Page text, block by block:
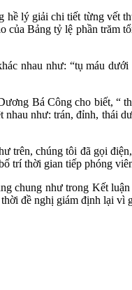
lý giải chi tiết từng vết
Bảng tỷ lệ phần
nhau như: “tụ máu
Bá Công cho biết, “
như: trán, đỉnh,
trên, chúng tôi đã gọi
trí thời gian tiếp phóng
như trong Kết
đề nghị giám định lại